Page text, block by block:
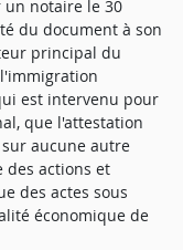
notaire le 30
du document à son
principal du
est intervenu pour
que l'attestation
aucune autre
des actions et
des actes sous
économique de